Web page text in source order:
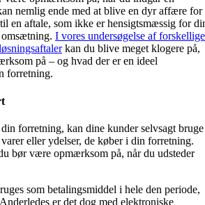
nemlig ende med at blive en dyr affære for
en aftale, som ikke er hensigtsmæssig for
I vores undersøgelse af forskellige
kan du blive meget klogere på,
på – og hvad der er en ideel
forretning.
forretning, kan dine kunder selvsagt bruge
eller ydelser, de køber i din forretning.
bør være opmærksom på, når du udsteder
som betalingsmiddel i hele den periode,
er det dog med elektroniske